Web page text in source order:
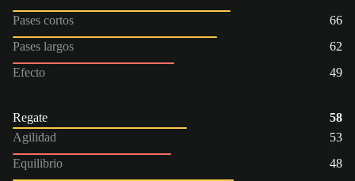
Pases cortos
66
Pases largos
62
Efecto
49
Regate
58
Agilidad
53
Equilibrio
48